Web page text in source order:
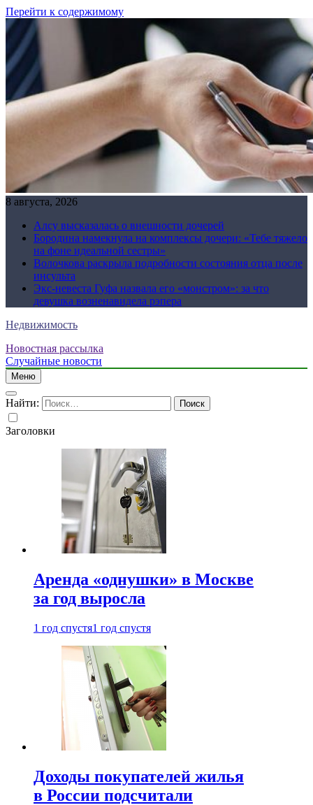
Перейти к содержимому
8 августа, 2026
Алсу высказалась о внешности дочерей
Бородина намекнула на комплексы дочери: «Тебе тяжело
на фоне идеальной сестры»
Волочкова раскрыла подробности состояния отца после
инсульта
Экс-невеста Гуфа назвала его «монстром»: за что
девушка возненавидела рэпера
Недвижимость
Новостная рассылка
Случайные новости
Меню
Найти:
Заголовки
Аренда «однушки» в Москве
за год выросла
1 год спустя1 год спустя
Доходы покупателей жилья
в России подсчитали